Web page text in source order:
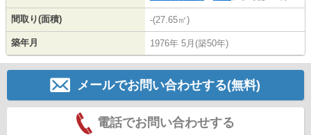
間取り(面積) -(27.65㎡)
築年月 1976年 5月(築50年)
メールでお問い合わせする(無料)
電話でお問い合わせする